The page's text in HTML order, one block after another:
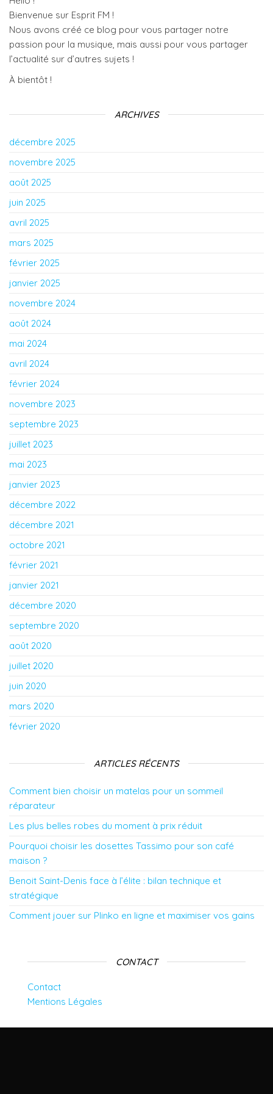
Bienvenue sur Esprit FM !
Nous avons créé ce blog pour vous partager notre
passion pour la musique, mais aussi pour vous partager
l’actualité sur d’autres sujets !
À bientôt !
ARCHIVES
décembre 2025
novembre 2025
août 2025
juin 2025
avril 2025
mars 2025
février 2025
janvier 2025
novembre 2024
août 2024
mai 2024
avril 2024
février 2024
novembre 2023
septembre 2023
juillet 2023
mai 2023
janvier 2023
décembre 2022
décembre 2021
octobre 2021
février 2021
janvier 2021
décembre 2020
septembre 2020
août 2020
juillet 2020
juin 2020
mars 2020
février 2020
ARTICLES RÉCENTS
Comment bien choisir un matelas pour un sommeil
réparateur
Les plus belles robes du moment à prix réduit
Pourquoi choisir les dosettes Tassimo pour son café
maison ?
Benoit Saint-Denis face à l’élite : bilan technique et
stratégique
Comment jouer sur Plinko en ligne et maximiser vos gains
CONTACT
Contact
Mentions Légales